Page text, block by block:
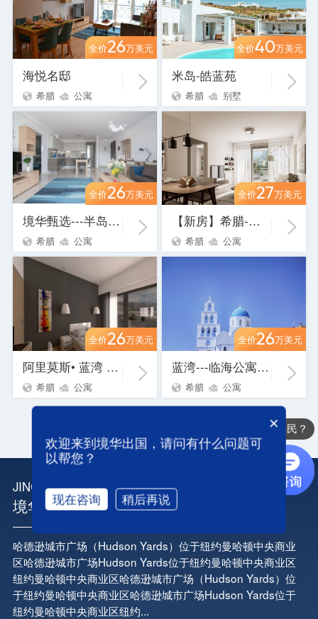
全价26万美元
海悦名邸
希腊 公寓
全价40万美元
米岛-皓蓝苑
希腊 别墅
全价26万美元
境华甄选---半岛七号
希腊 公寓
全价27万美元
【新房】希腊-海滨新苑
希腊 公寓
全价26万美元
阿里莫斯• 蓝湾 六期
希腊 公寓
全价26万美元
蓝湾---临海公寓III期
希腊 公寓
JINGHUA ADVANTAGE
境华优势
哈德逊城市广场（Hudson Yards）位于纽约曼哈顿中央商业
区哈德逊城市广场Hudson Yards位于纽约曼哈顿中央商业区
纽约曼哈顿中央商业区哈德逊城市广场（Hudson Yards）位
于纽约曼哈顿中央商业区哈德逊城市广场Hudson Yards位于
纽约曼哈顿中央商业区纽约...
办理哪些国家的移民？
×
欢迎来到境华出国，请问有什么问题可
以帮您？
现在咨询 稍后再说